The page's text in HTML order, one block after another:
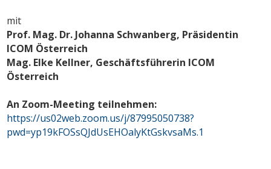
mit
Prof. Mag. Dr. Johanna Schwanberg, Präsidentin
ICOM Österreich
Mag. Elke Kellner, Geschäftsführerin ICOM
Österreich
An Zoom-Meeting teilnehmen:
https://us02web.zoom.us/j/87995050738?
pwd=yp19kFOSsQJdUsEHOalyKtGskvsaMs.1